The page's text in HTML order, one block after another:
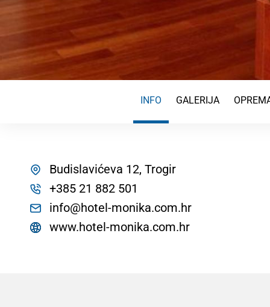
INFO GALERIJA
Budislavićeva 12, Trogir
+385 21 882 501
info@hotel-monika.com.hr
www.hotel-monika.com.hr